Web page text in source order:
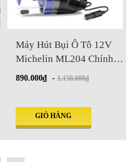
Máy Hút Bụi Ô Tô 12V
Michelin ML204 Chính
Hãng
890.000₫ - 1.150.000₫
GIỎ HÀNG